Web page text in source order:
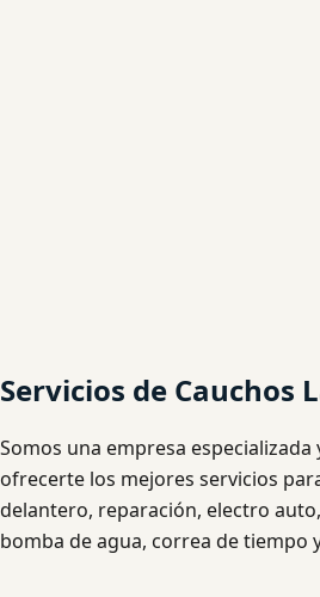
Servicios de Cauchos
Somos una empresa especializada
ofrecerte los mejores servicios
delantero, reparación, electro
bomba de agua, correa de tiempo